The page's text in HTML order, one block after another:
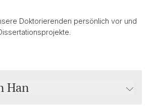
Doktorierenden persönlich vor und
Han